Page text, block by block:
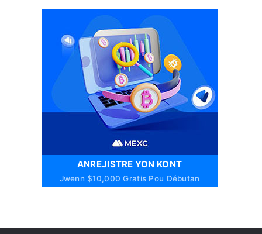
ANREJISTRE YON KONT
Jwenn $10,000 Gratis Pou Débutan